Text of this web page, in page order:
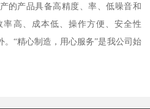
的产品具备高精度、率、低噪音和
高、成本低、操作方便、安全性
“精心制造，用心服务”是我公司始